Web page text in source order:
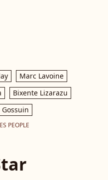
Marc Lavoine
Bixente Lizarazu
Gossuin
PEOPLE